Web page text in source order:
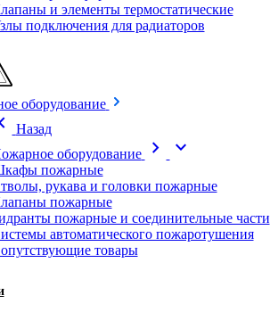
и элементы термостатические
подключения для радиаторов
оборудование
Назад
оборудование
chevron_right expand_more
пожарные
рукава и головки пожарные
пожарные
пожарные и соединительные части
автоматического пожаротушения
товары